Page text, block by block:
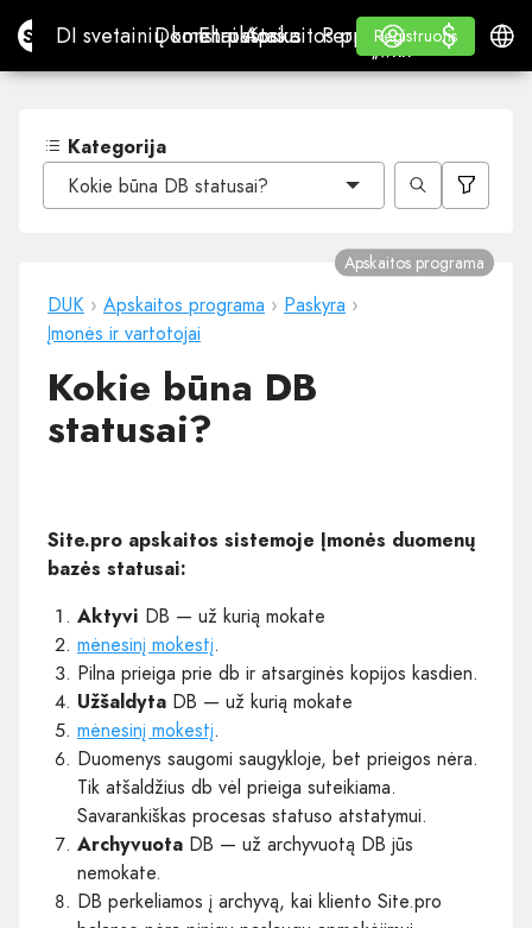
Site.proDI svetainių konstruktorius
DI svetainių konstruktorius
Domenai
DomenaiEl. paštas
El. paštasApskaitos programa
Apskaitos programa
Perpardavėjams
„WHITE LABEL“
Mokymasis
Mokymasis
Registruotis
Registruotis
Prisijungti
$
$
Kategorija
Kokie būna DB statusai?
DUK › Apskaitos programa › Paskyra ›
Įmonės ir vartotojai
Apskaitos programa
Kokie būna DB
statusai?
Site.pro apskaitos sistemoje Įmonės duomenų
bazės statusai:
Aktyvi DB — už kurią mokate
mėnesinį mokestį.
Pilna prieiga prie db ir atsarginės kopijos kasdien.
Užšaldyta DB — už kurią mokate
mėnesinį mokestį.
Duomenys saugomi saugykloje, bet prieigos nėra.
Tik atšaldžius db vėl prieiga suteikiama.
Savarankiškas procesas statuso atstatymui.
Archyvuota DB — už archyvuotą DB jūs
nemokate.
DB perkeliamos į archyvą, kai kliento Site.pro